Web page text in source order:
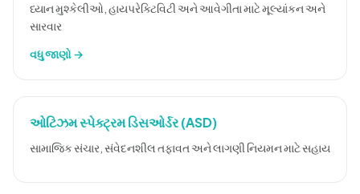
ધ્યાન મુશ્કેલીઓ, હાયપરેક્ટિવિટી અને આવેગીતા માટે મૂલ્યાંકન અને
સારવાર
વધુ જાણો →
ઓટિઝમ સ્પેક્ટ્રમ ડિસઓર્ડર (ASD)
સામાજિક સંચાર, સંવેદનશીલ તફાવત અને લાગણી નિયમન માટે સહાય